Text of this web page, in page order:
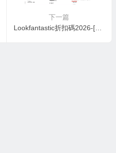
下一篇
Lookfantastic折扣碼2026-[限時] Lookfantastic 迎新額外79折優惠碼